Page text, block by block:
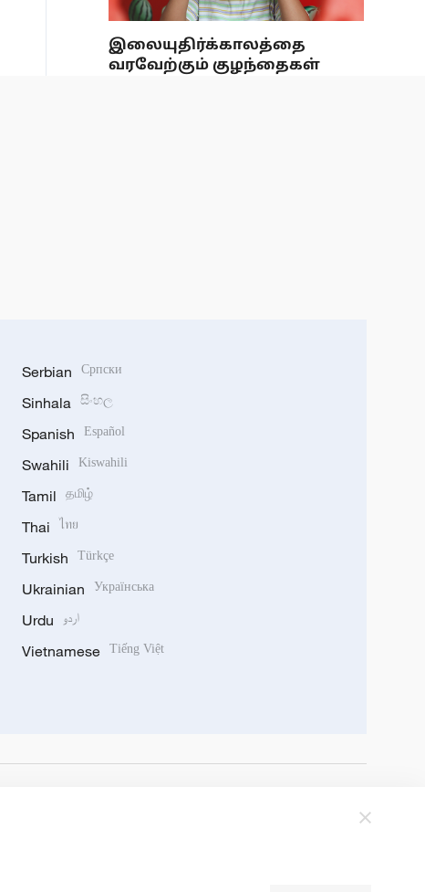
இலையுதிர்க்காலத்தை
வரவேற்கும் குழந்தைகள்
Serbian Српски
Sinhala සිංහල
Spanish Español
Swahili Kiswahili
Tamil தமிழ்
Thai ไทย
Turkish Türkçe
Ukrainian Українська
Urdu اردو
Vietnamese Tiếng Việt